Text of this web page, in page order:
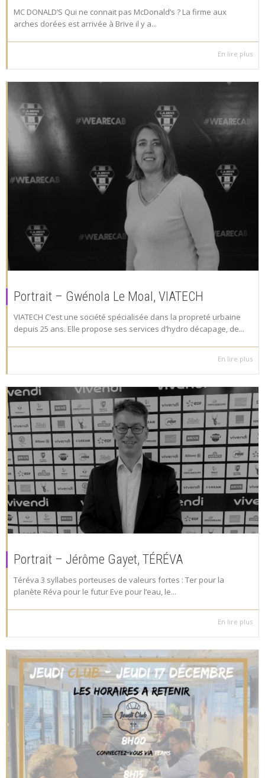
MC DONALD’S Qui ne connait pas McDonald’s ? La firme aux
arches dorées est arrivée à Brive il y a...
En lire plus
Portrait – Gwénola Le Moal, VIATECH
VIATECH C’est une société spécialisée dans la propreté urbaine
depuis 25 ans. Elle propose ses services d’hydro décapage, de...
En lire plus
Portrait – Jérôme Gayet, TÉRÉVA
Téréva 3 syllabes porteuses de valeurs fortes : Ter pour la
planète Réva pour le futur Eve pour l’eau, le...
En lire plus